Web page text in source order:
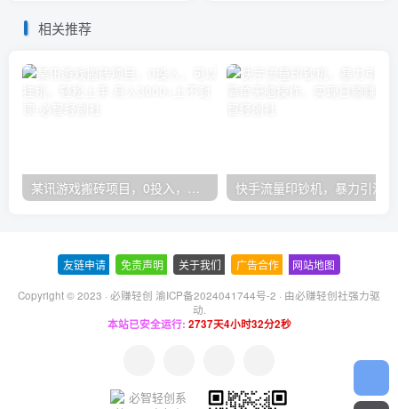
相关推荐
某讯游戏搬砖项目，0投入，可以挂机，轻松上手,月入3000+上不封顶
友链申请 免责声明 关于我们 广告合作 网站地图
Copyright © 2023 · 必赚轻创 渝ICP备2024041744号-2 · 由必赚轻创社强力驱
动.
本站已安全运行: 2737天4小时32分3秒